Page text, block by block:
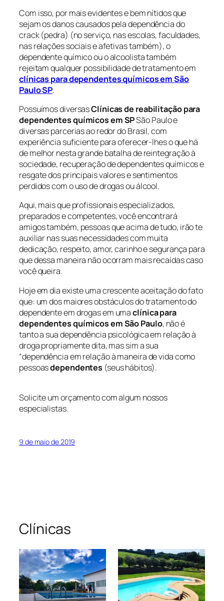
Com isso, por mais evidentes e bem nítidos que
sejam os danos causados pela dependência do
crack (pedra) (no serviço, nas escolas, faculdades,
nas relações sociais e afetivas também), o
dependente químico ou o alcoolista também
rejeitam qualquer possibilidade de tratamento em
clínicas para dependentes químicos em São
Paulo SP.
Possuímos diversasClínicas de reabilitação para
dependentes químicos em SPSão Paulo e
diversas parcerias ao redor do Brasil, com
experiência suficiente para oferecer-lhes o que há
de melhor nesta grande batalha de reintegração à
sociedade, recuperação de dependentes químicos e
resgate dos principais valores e sentimentos
perdidos com o uso de drogas ou álcool.
Aqui, mais que profissionais especializados,
preparados e competentes, você encontrará
amigos também, pessoas que acima de tudo, irão te
auxiliar nas suas necessidades com muita
dedicação, respeito, amor, carinho e segurança para
que dessa maneira não ocorram mais recaídas caso
você queira.
Hoje em dia existe uma crescente aceitação do fato
que: um dos maiores obstáculos do tratamento do
dependente em drogas em umaclínica para
dependentes químicos em São Paulo, não é
tanto a sua dependência psicológica em relação à
droga propriamente dita, mas sim a sua
“dependência em relação à maneira de vida como
pessoasdependentes (seus hábitos).
Solicite um orçamento com algum nossos
especialistas.
9 de maio de 2019
Clínicas